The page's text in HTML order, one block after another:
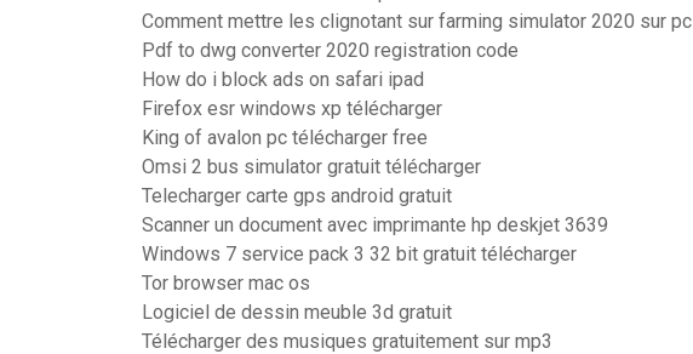
Comment mettre les clignotant sur farming simulator 2020 sur pc
Pdf to dwg converter 2020 registration code
How do i block ads on safari ipad
Firefox esr windows xp télécharger
King of avalon pc télécharger free
Omsi 2 bus simulator gratuit télécharger
Telecharger carte gps android gratuit
Scanner un document avec imprimante hp deskjet 3639
Windows 7 service pack 3 32 bit gratuit télécharger
Tor browser mac os
Logiciel de dessin meuble 3d gratuit
Télécharger des musiques gratuitement sur mp3